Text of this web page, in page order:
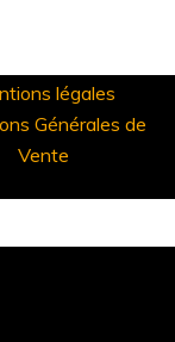
légales
Générales de
Vente